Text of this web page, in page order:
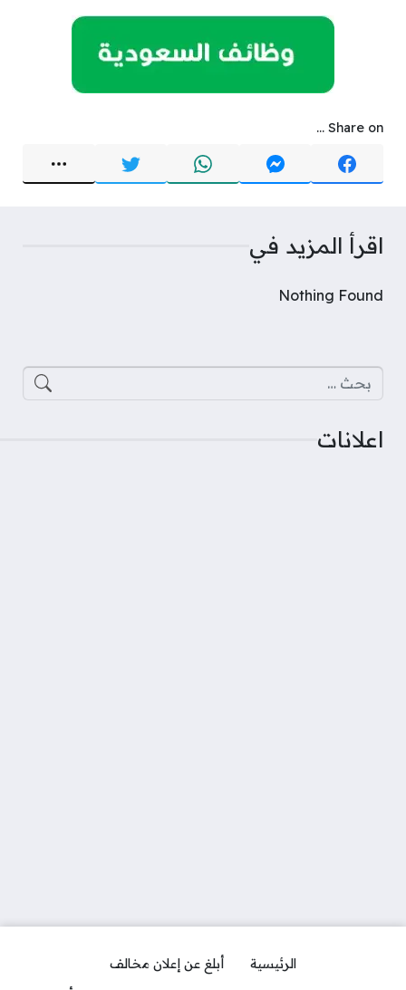
Share on ...
اقرأ المزيد في
Nothing Found
البحث عن:
اعلانات
الرئيسية
أبلغ عن إعلان مخالف